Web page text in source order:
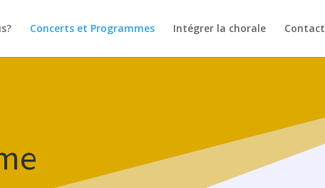
Concerts et Programmes Intégrer la chorale Contact